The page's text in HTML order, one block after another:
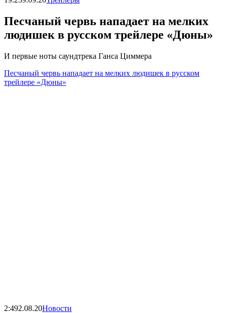
Песчаный червь нападает на мелких
людишек в русском трейлере «Дюны»
И первые ноты саундтрека Ганса Циммера
Песчаный червь нападает на мелких людишек в русском
трейлере «Дюны»
2:492.08.20Новости